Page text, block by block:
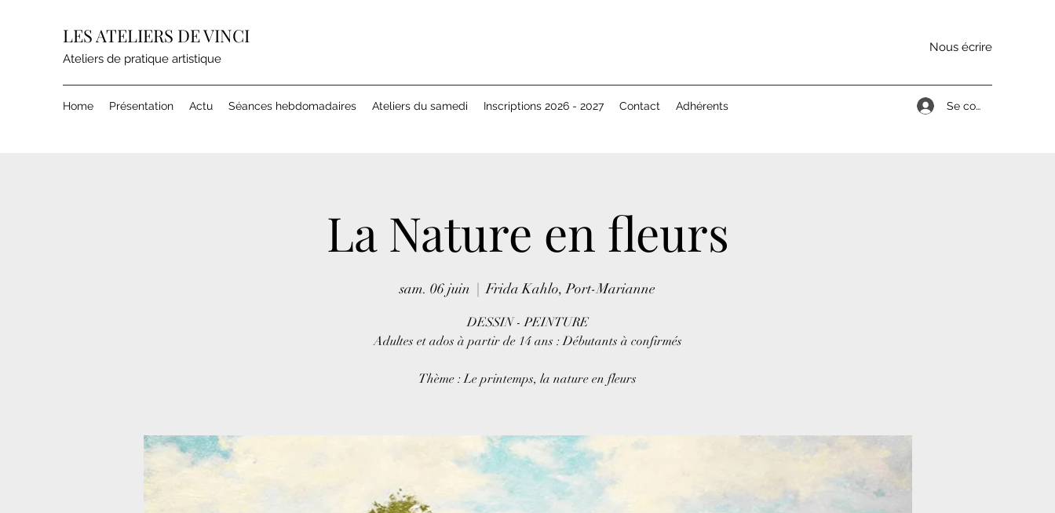
LES ATELIERS DE VINCI
Ateliers de pratique artistique
Nous écrire
Home Présentation Actu Séances hebdomadaires Ateliers du samedi Inscriptions 2026 - 2027 Contact Adhérents Se connecter
La Nature en fleurs
sam. 06 juin
  |
Frida Kahlo, Port-Marianne
DESSIN - PEINTURE
Adultes et ados à partir de 14 ans : Débutants à confirmés
Thème : Le printemps, la nature en fleurs